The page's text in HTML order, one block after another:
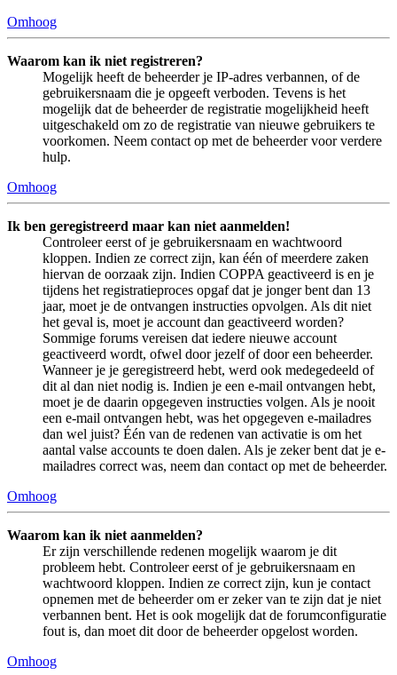
Omhoog
Waarom kan ik niet registreren?
Mogelijk heeft de beheerder je IP-adres verbannen, of de
gebruikersnaam die je opgeeft verboden. Tevens is het
mogelijk dat de beheerder de registratie mogelijkheid heeft
uitgeschakeld om zo de registratie van nieuwe gebruikers te
voorkomen. Neem contact op met de beheerder voor verdere
hulp.
Omhoog
Ik ben geregistreerd maar kan niet aanmelden!
Controleer eerst of je gebruikersnaam en wachtwoord
kloppen. Indien ze correct zijn, kan één of meerdere zaken
hiervan de oorzaak zijn. Indien COPPA geactiveerd is en je
tijdens het registratieproces opgaf dat je jonger bent dan 13
jaar, moet je de ontvangen instructies opvolgen. Als dit niet
het geval is, moet je account dan geactiveerd worden?
Sommige forums vereisen dat iedere nieuwe account
geactiveerd wordt, ofwel door jezelf of door een beheerder.
Wanneer je je geregistreerd hebt, werd ook medegedeeld of
dit al dan niet nodig is. Indien je een e-mail ontvangen hebt,
moet je de daarin opgegeven instructies volgen. Als je nooit
een e-mail ontvangen hebt, was het opgegeven e-mailadres
dan wel juist? Één van de redenen van activatie is om het
aantal valse accounts te doen dalen. Als je zeker bent dat je e-
mailadres correct was, neem dan contact op met de beheerder.
Omhoog
Waarom kan ik niet aanmelden?
Er zijn verschillende redenen mogelijk waarom je dit
probleem hebt. Controleer eerst of je gebruikersnaam en
wachtwoord kloppen. Indien ze correct zijn, kun je contact
opnemen met de beheerder om er zeker van te zijn dat je niet
verbannen bent. Het is ook mogelijk dat de forumconfiguratie
fout is, dan moet dit door de beheerder opgelost worden.
Omhoog